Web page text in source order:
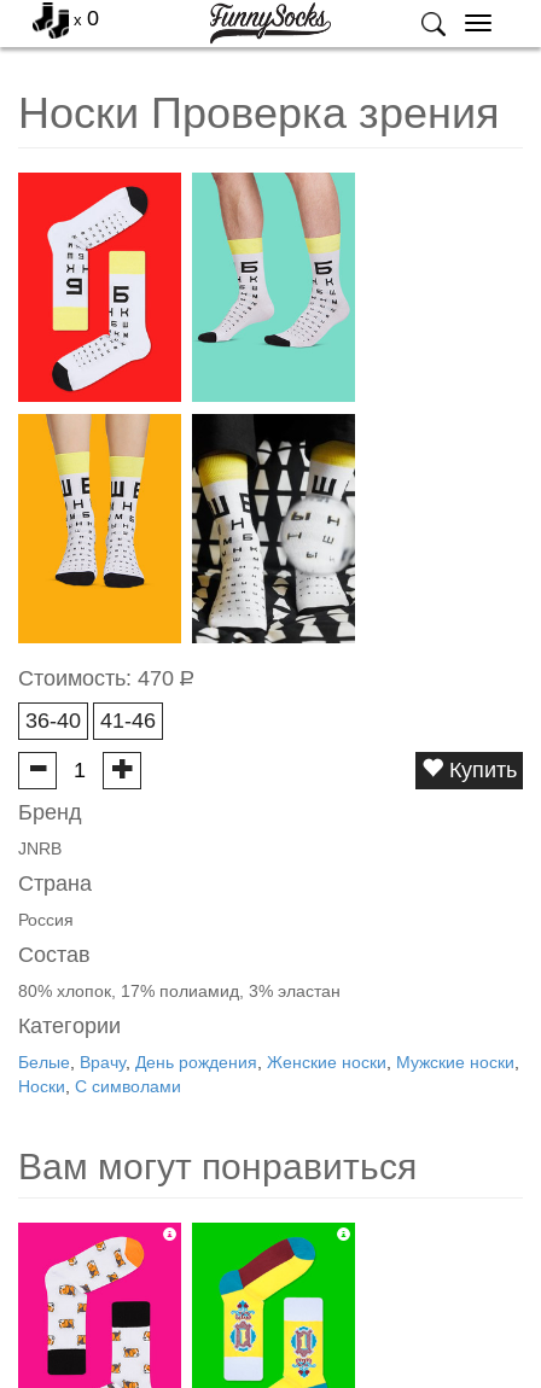
Меню
x 0
Носки Проверка зрения
Стоимость: 470 Р
36-40
41-46
Купить
Бренд
JNRB
Страна
Россия
Состав
80% хлопок, 17% полиамид, 3% эластан
Категории
Белые Врачу, День рождения Женские носки Мужские носки
Носки С символами
Вам могут понравиться